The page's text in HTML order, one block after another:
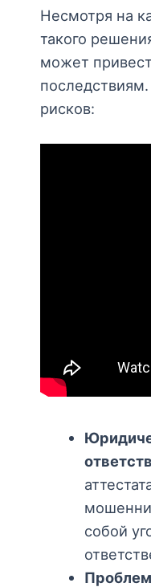
Несмотря на
такого
может
рисков:
собой